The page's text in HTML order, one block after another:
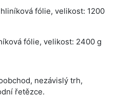
fólie, velikost: 1200
fólie, velikost: 2400 g
nezávislý trh,
řetězce.